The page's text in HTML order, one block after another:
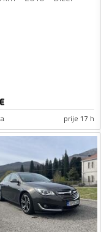
prije 17 h